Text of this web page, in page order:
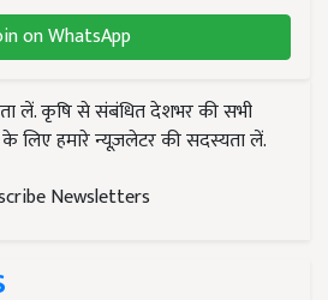
on WhatsApp
लें. कृषि से संबंधित देशभर की सभी
लिए हमारे न्यूज़लेटर की सदस्यता लें.
Newsletters